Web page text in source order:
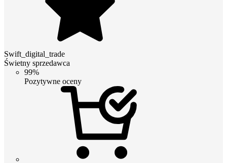
Swift_digital_trade
Świetny sprzedawca
99%
Pozytywne oceny